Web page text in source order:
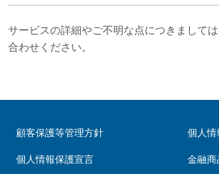
サービスの詳細やご不明な点につきまして
合わせください。
顧客保護等管理方針 個人情
個人情報保護宣言 金融商